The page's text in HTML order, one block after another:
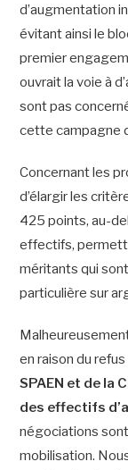
d’augmentation
évitant ainsi le
premier
ouvrait la voie à
sont pas
cette campagne
Concernant les
d’élargir les
425 points, au-
effectifs,
méritants qui
particulière sur
en raison du
SPAEN et de la
des effectifs
négociations
mobilisation.